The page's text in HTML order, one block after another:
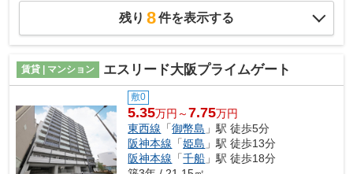
残り 8件を表示する
賃貸 | マンション エスリード大阪プライムゲート
敷0
5.35万円～7.75万円
東西線 「御幣島 」駅 徒歩5分
阪神本線 「姫島 」駅 徒歩13分
阪神本線 「千船 」駅 徒歩18分